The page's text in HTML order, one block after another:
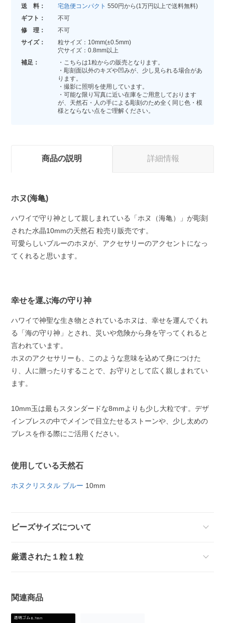
送 料：
宅急便コンパクト 550円から(1万円以上で送料無料)
ギフト：
不可
修 理：
不可
サイズ：
粒サイズ：10mm(±0.5mm)
穴サイズ：0.8mm以上
補足：
・こちらは1粒からの販売となります。
・彫刻面以外のキズや凹みが、少し見られる場合があ
ります。
・撮影に照明を使用しています。
・可能な限り写真に近い在庫をご用意しております
が、天然石・人の手による彫刻のため全く同じ色・模
様とならない点をご理解ください。
商品の説明 詳細情報
ホヌ(海亀)
ハワイで守り神として親しまれている「ホヌ（海亀）」が彫刻
された水晶10mmの天然石 粒売り販売です。
可愛らしいブルーのホヌが、アクセサリーのアクセントになっ
てくれると思います。
幸せを運ぶ海の守り神
ハワイで神聖な生き物とされているホヌは、幸せを運んでくれ
る「海の守り神」とされ、災いや危険から身を守ってくれると
言われています。
ホヌのアクセサリーも、このような意味を込めて身につけた
り、人に贈ったりすることで、お守りとして広く親しまれてい
ます。
10mm玉は最もスタンダードな8mmよりも少し大粒です。デザ
インブレスの中でメインで目立たせるストーンや、少し太めの
ブレスを作る際にご活用ください。
使用している天然石
ホヌクリスタル ブルー 10mm
ビーズサイズについて
厳選された１粒１粒
関連商品